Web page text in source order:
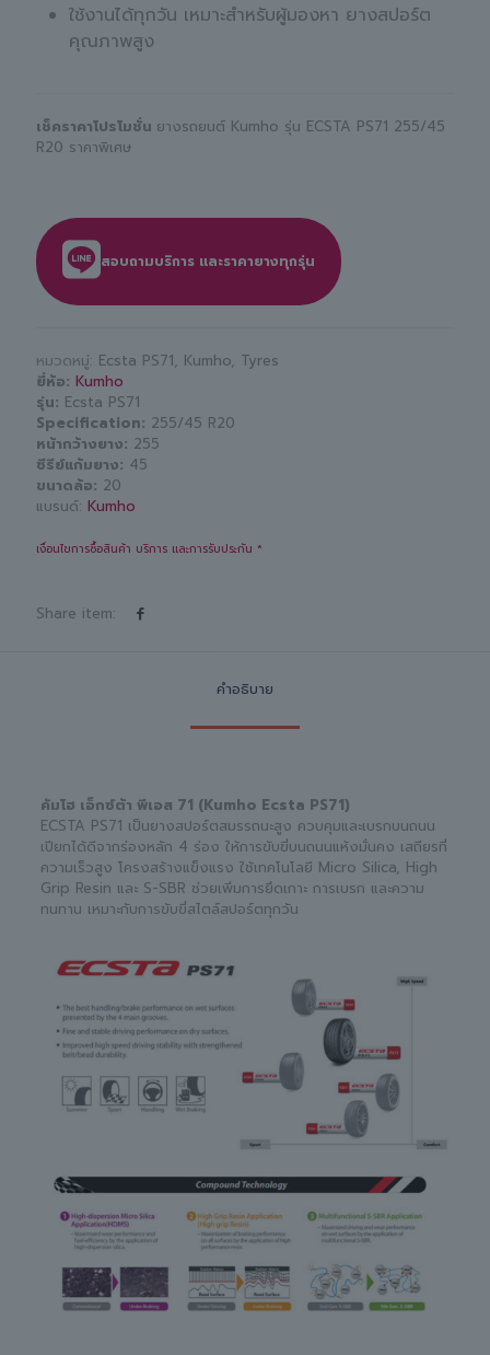
ใช้งานได้ทุกวัน เหมาะสำหรับผู้มองหา ยางสปอร์ต
คุณภาพสูง
เช็คราคาโปรโมชั่น ยางรถยนต์ Kumho รุ่น ECSTA PS71 255/45
R20 ราคาพิเศษ
สอบถามบริการ และราคายางทุกรุ่น
หมวดหมู่: Ecsta PS71, Kumho, Tyres
ยี่ห้อ Kumho
รุ่น Ecsta PS71
Specification 255/45 R20
หน้ากว้างยาง 255
ซีรีย์แก้มยาง 45
ขนาดล้อ 20
แบรนด์: Kumho
เงื่อนไขการซื้อสินค้า บริการ และการรับประกัน *
Share item:
คำอธิบาย
คัมโฮ เอ็กซ์ต้า พีเอส 71 (Kumho Ecsta PS71)
ECSTA PS71 เป็นยางสปอร์ตสมรรถนะสูง ควบคุมและเบรกบนถนน
เปียกได้ดีจากร่องหลัก 4 ร่อง ให้การขับขี่บนถนนแห้งมั่นคง เสถียรที่
ความเร็วสูง โครงสร้างแข็งแรง ใช้เทคโนโลยี Micro Silica, High
Grip Resin และ S-SBR ช่วยเพิ่มการยึดเกาะ การเบรก และความ
ทนทาน เหมาะกับการขับขี่สไตล์สปอร์ตทุกวัน